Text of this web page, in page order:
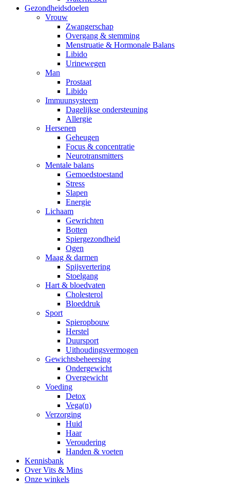
Gezondheidsdoelen
Vrouw
Zwangerschap
Overgang & stemming
Menstruatie & Hormonale Balans
Libido
Urinewegen
Man
Prostaat
Libido
Immuunsysteem
Dagelijkse ondersteuning
Allergie
Hersenen
Geheugen
Focus & concentratie
Neurotransmitters
Mentale balans
Gemoedstoestand
Stress
Slapen
Energie
Lichaam
Gewrichten
Botten
Spiergezondheid
Ogen
Maag & darmen
Spijsvertering
Stoelgang
Hart & bloedvaten
Cholesterol
Bloeddruk
Sport
Spieropbouw
Herstel
Duursport
Uithoudingsvermogen
Gewichtsbeheersing
Ondergewicht
Overgewicht
Voeding
Detox
Vega(n)
Verzorging
Huid
Haar
Veroudering
Handen & voeten
Kennisbank
Over Vits & Mins
Onze winkels